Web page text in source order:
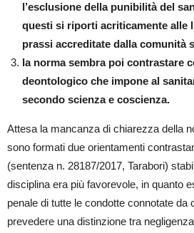
l’esclusione della punibilità del
questi si riporti acriticamente alle
prassi accreditate dalla comunità
la norma sembra poi contrastare
deontologico che impone al
secondo scienza e coscienza.
Attesa la mancanza di chiarezza della
sono formati due orientamenti
(sentenza n. 28187/2017, Tarabori)
disciplina era più favorevole, in quanto
penale di tutte le condotte connotate da
prevedere una distinzione tra